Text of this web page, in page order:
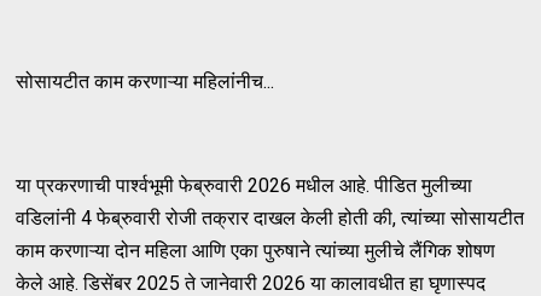
सोसायटीत काम करणाऱ्या महिलांनीच...
या प्रकरणाची पार्श्वभूमी फेब्रुवारी 2026 मधील आहे. पीडित मुलीच्या
वडिलांनी 4 फेब्रुवारी रोजी तक्रार दाखल केली होती की, त्यांच्या सोसायटीत
काम करणाऱ्या दोन महिला आणि एका पुरुषाने त्यांच्या मुलीचे लैंगिक शोषण
केले आहे. डिसेंबर 2025 ते जानेवारी 2026 या कालावधीत हा घृणास्पद